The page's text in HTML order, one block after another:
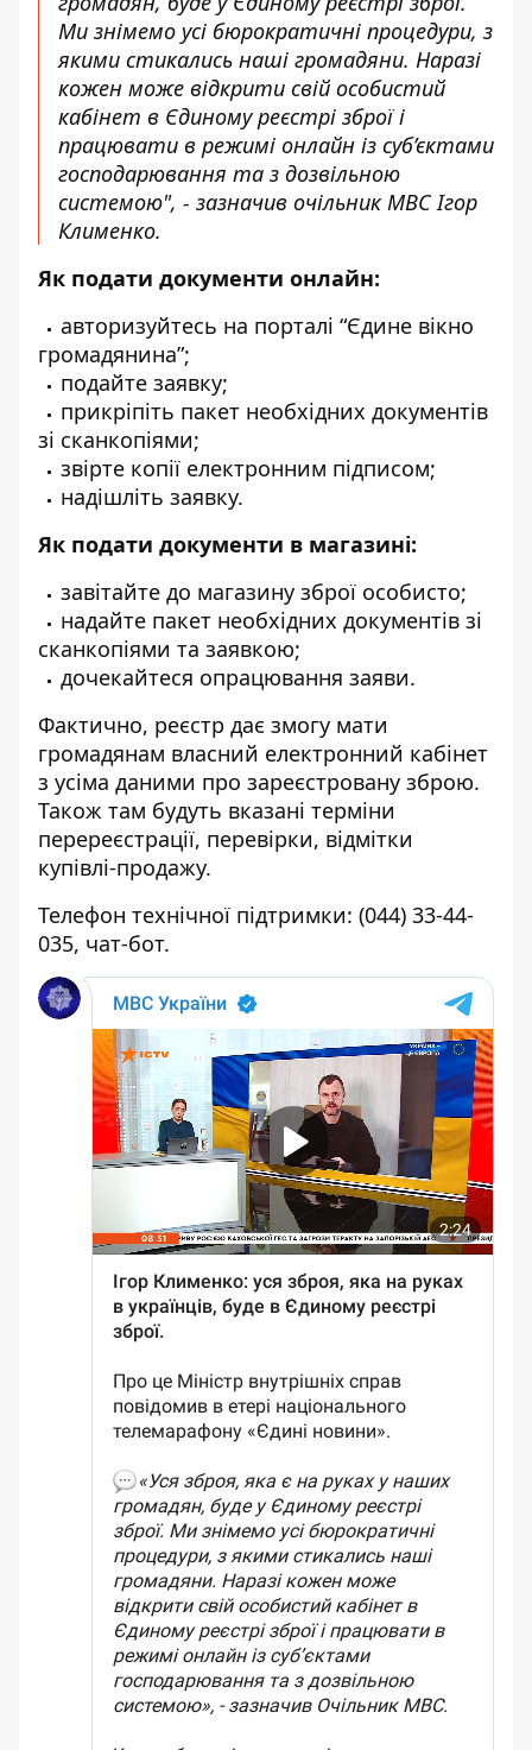
Ми знімемо усі бюрократичні процедури, з
якими стикались наші громадяни. Наразі
кожен може відкрити свій особистий
кабінет в Єдиному реєстрі зброї і
працювати в режимі онлайн із суб’єктами
господарювання та з дозвільною
системою", - зазначив очільник МВС Ігор
Клименко.
Як подати документи онлайн:
авторизуйтесь на порталі “Єдине вікно
громадянина”;
подайте заявку;
прикріпіть пакет необхідних документів
зі сканкопіями;
звірте копії електронним підписом;
надішліть заявку.
Як подати документи в магазині:
завітайте до магазину зброї особисто;
надайте пакет необхідних документів зі
сканкопіями та заявкою;
дочекайтеся опрацювання заяви.
Фактично, реєстр дає змогу мати
громадянам власний електронний кабінет
з усіма даними про зареєстровану зброю.
Також там будуть вказані терміни
перереєстрації, перевірки, відмітки
купівлі-продажу.
Телефон технічної підтримки: (044) 33-44-
035, чат-бот.